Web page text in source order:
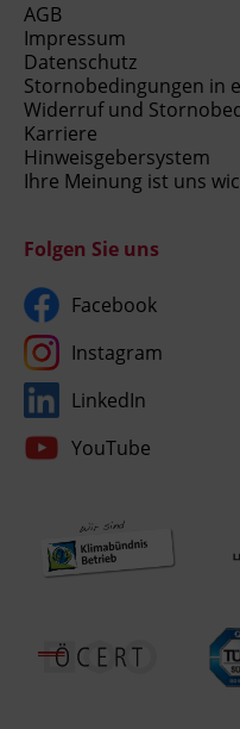
AGB
Impressum
Datenschutz
Stornobedingungen in
Widerruf und
Karriere
Hinweisgebersystem
Ihre Meinung ist uns
Folgen Sie uns
Facebook
Instagram
LinkedIn
YouTube